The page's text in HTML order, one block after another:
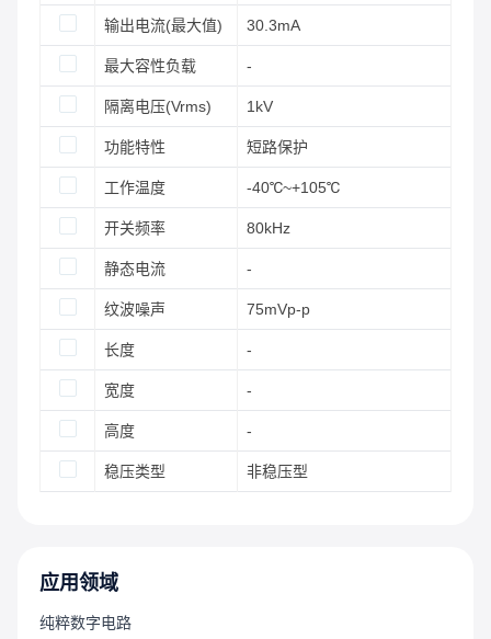
输出电流(最大值) 30.3mA
最大容性负载 -
隔离电压(Vrms) 1kV
功能特性 短路保护
工作温度 -40℃~+105℃
开关频率 80kHz
静态电流 -
纹波噪声 75mVp-p
长度 -
宽度 -
高度 -
稳压类型 非稳压型
应用领域
纯粹数字电路